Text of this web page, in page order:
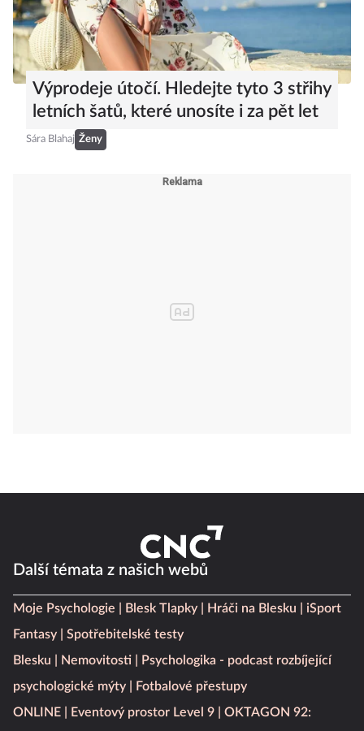
Výprodeje útočí. Hledejte tyto 3 střihy
letních šatů, které unosíte i za pět let
Sára Blahaj Ženy
Další témata z našich webů
Moje Psychologie Blesk Tlapky Hráči na Blesku
iSport
Fantasy
Spotřebitelské testy
Blesku
Nemovitosti
Psychologika - podcast rozbíjející
psychologické mýty
Fotbalové přestupy
ONLINE
Eventový prostor Level 9
OKTAGON 92: